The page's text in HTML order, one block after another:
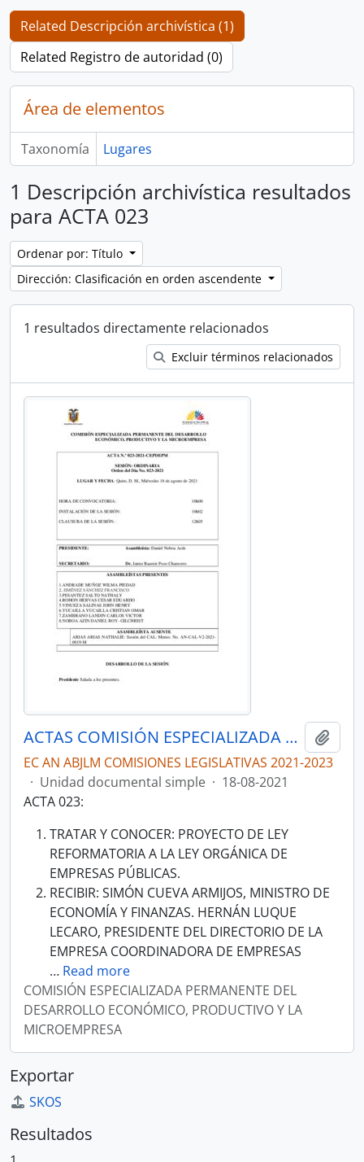
Related Descripción archivística (1)
Related Registro de autoridad (0)
Área de elementos
Taxonomía Lugares
1 Descripción archivística resultados
para ACTA 023
Ordenar por: Título
Dirección: Clasificación en orden ascendente
1 resultados directamente relacionados
Excluir términos relacionados
ACTAS COMISIÓN ESPECIALIZADA PERMANENTE DEL DESARROLLO ECONÓMICO, PRODUCTIVO Y LA MICROEMPRESA
EC AN ABJLM COMISIONES LEGISLATIVAS 2021-2023
· Unidad documental simple · 18-08-2021
ACTA 023:
TRATAR Y CONOCER: PROYECTO DE LEY
REFORMATORIA A LA LEY ORGÁNICA DE
EMPRESAS PÚBLICAS.
RECIBIR: SIMÓN CUEVA ARMIJOS, MINISTRO DE
ECONOMÍA Y FINANZAS. HERNÁN LUQUE
LECARO, PRESIDENTE DEL DIRECTORIO DE LA
EMPRESA COORDINADORA DE EMPRESAS
… Read more
COMISIÓN ESPECIALIZADA PERMANENTE DEL
DESARROLLO ECONÓMICO, PRODUCTIVO Y LA
MICROEMPRESA
Exportar
SKOS
Resultados